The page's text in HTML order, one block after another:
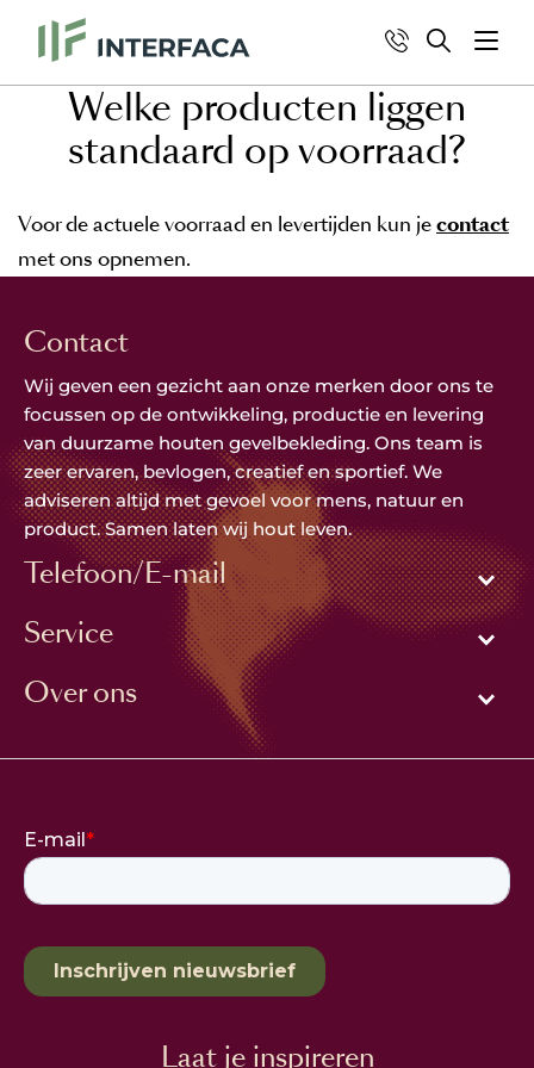
Welke producten liggen
standaard op voorraad?
Voor de actuele voorraad en levertijden kun jecontact
met ons opnemen.
Laat je inspireren
Contact
Wij geven een gezicht aan onze merken door ons te
focussen op de ontwikkeling, productie en levering
van duurzame houten gevelbekleding. Ons team is
zeer ervaren, bevlogen, creatief en sportief. We
adviseren altijd met gevoel voor mens, natuur en
product. Samen laten wij hout leven.
Telefoon/E-mail
Service
Over ons